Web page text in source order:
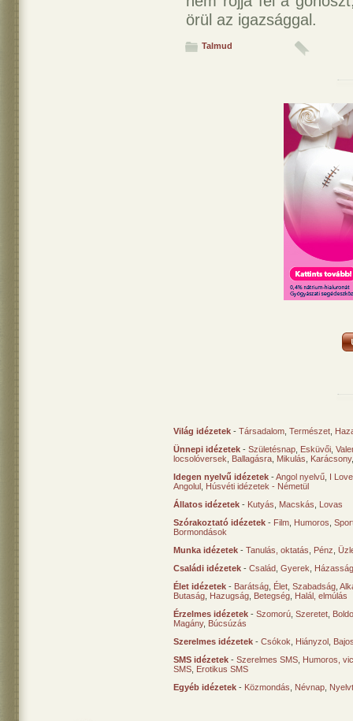
örül az igazsággal.
Talmud
Világ idézetek - Társadalom Természet
Ünnepi idézetek - Születésnap Esküvői
locsolóversek
Ballagásra Mikulás Karácsony
Idegen nyelvű idézetek -Angol nyelvű I
Angolul Húsvéti idézetek - Németül
Állatos idézetek - Kutyás Macskás
Lovas
Szórakoztató idézetek - Film Humoros
Bormondások
Munka idézetek - Tanulás, oktatás Pénz
Családi idézetek - Család Gyerek
Élet idézetek - Barátság Élet Szabadság
Butaság Hazugság Betegség Halál, elmúlás
Érzelmes idézetek - Szomorú Szeretet
Magány, Búcsúzás
Szerelmes idézetek - Csókok Hiányzol
SMS idézetek - Szerelmes SMS Humoros,
SMS Erotikus SMS
Egyéb idézetek - Közmondás Névnap